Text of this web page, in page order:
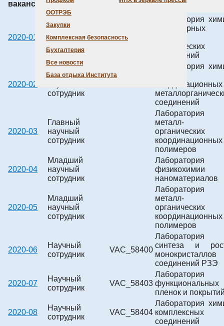
ООТРЭБ
Закупки
Комплексная безопасность
Бухгалтерия
Все новости
База отдыха Института
вакансии
вакансии
2020-01
Младший
научный
сотрудник
Лаборатория
полиядерных
органических
соединений
2020-02
Младший
сотрудник
Лаборатория
соединений
2020-03
Главный
научный
сотрудник
Лаборатория
металл-
органических
координационных
полимеров
2020-04
Младший
научный
сотрудник
Лаборатория
физикохимии
наноматериалов
2020-05
Младший
научный
сотрудник
Лаборатория
металл-
органических
координационных
полимеров
2020-06
Научный
сотрудник
VAC_58400
Лаборатория
синтеза и
монокристаллов
соединений РЗЭ
2020-07
Научный
сотрудник
VAC_58403
Лаборатория
функциональных
пленок и
2020-08
Научный
сотрудник
VAC_58404
Лаборатория
комплексных
соединений